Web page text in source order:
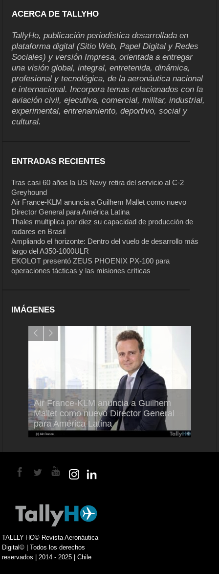
ACERCA DE TALLYHO
TallyHo, publicación periodística desarrollada en
plataforma digital (Sitio Web, Papel Digital y Redes
Sociales) y versión Impresa, orientada a entregar
una visión global, integral, entretenida, dinámica,
profesional y tecnológica, de la aeronáutica nacional
e internacional. Incorpora temas relacionados con la
aviación civil, ejecutiva, comercial, militar, industrial,
experimental, entrenamiento, deportivo, social y
cultural.
ENTRADAS RECIENTES
Tras casi 60 años la US Navy retira del servicio al C-2
Greyhound
Air France-KLM anuncia a Guilhem Mallet como nuevo
Director General para América Latina
Thales multiplica por diez su capacidad de producción de
radares en Brasil
Ampliando el horizonte: Dentro del vuelo de desarrollo más
largo del A350-1000ULR
EKOLOT presentó ZEUS PHOENIX PX-100 para
operaciones tácticas y las misiones críticas
IMÁGENES
Air France-KLM anuncia a Guilhem
Mallet como nuevo Director General
para América Latina
TALLLY-HO© Revista Aeronáutica
Digital© | Todos los derechos
reservados | 2014 - 2025 | Chile